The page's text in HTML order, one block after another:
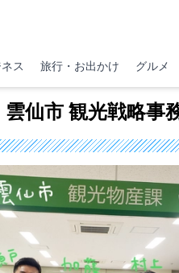
ス 旅行・お出かけ グルメ
雲仙市 観光戦略事